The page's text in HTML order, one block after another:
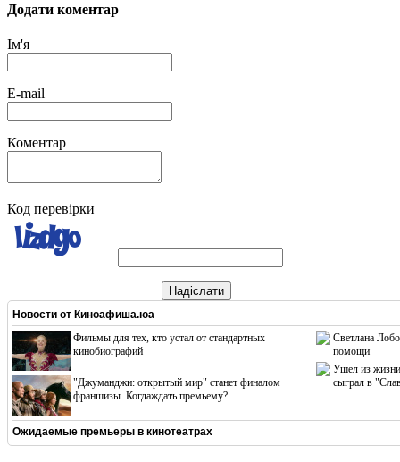
Додати коментар
Ім'я
E-mail
Коментар
Код перевірки
Надіслати
Новости от Киноафиша.юа
Фильмы для тех, кто устал от стандартных
кинобиографий
"Джуманджи: открытый мир" станет финалом
франшизы. Когдаждать премьему?
Светлана
помощи
Ушел из жизни
сыграл в
Ожидаемые премьеры в кинотеатрах